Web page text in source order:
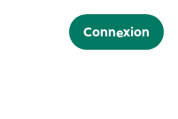
Connexion